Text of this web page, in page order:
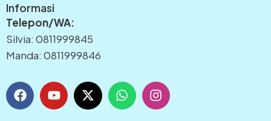
Informasi
Telepon/WA:
Silvia: 0811999845
Manda: 0811999846
F
a
c
Y
o
u
X
-
t
W
h
a
I
n
s